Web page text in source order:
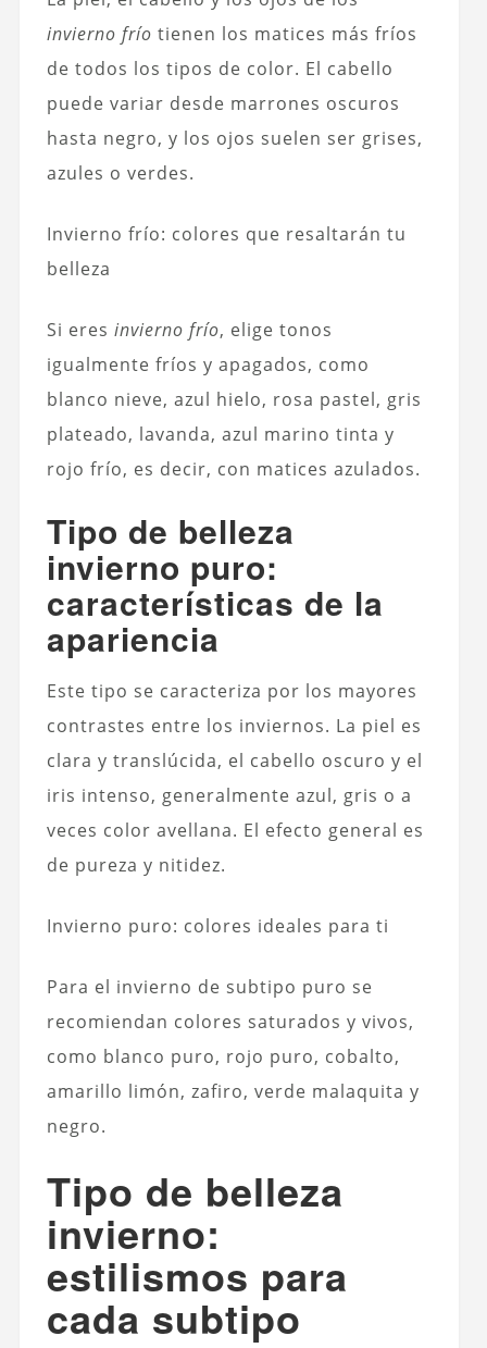
invierno frío tienen los matices más fríos
de todos los tipos de color. El cabello
puede variar desde marrones oscuros
hasta negro, y los ojos suelen ser grises,
azules o verdes.
Invierno frío: colores que resaltarán tu
belleza
Si eres invierno frío, elige tonos
igualmente fríos y apagados, como
blanco nieve, azul hielo, rosa pastel, gris
plateado, lavanda, azul marino tinta y
rojo frío, es decir, con matices azulados.
Tipo de belleza
invierno puro:
características de la
apariencia
Este tipo se caracteriza por los mayores
contrastes entre los inviernos. La piel es
clara y translúcida, el cabello oscuro y el
iris intenso, generalmente azul, gris o a
veces color avellana. El efecto general es
de pureza y nitidez.
Invierno puro: colores ideales para ti
Para el invierno de subtipo puro se
recomiendan colores saturados y vivos,
como blanco puro, rojo puro, cobalto,
amarillo limón, zafiro, verde malaquita y
negro.
Tipo de belleza
invierno:
estilismos para
cada subtipo